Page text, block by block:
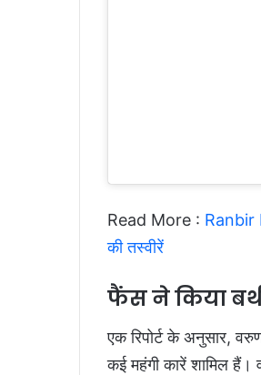
Read More : Ranbir
की तस्वीरें
फैंस ने किया
एक रिपोर्ट के अनुसार,
कई महंगी कारें शामिल